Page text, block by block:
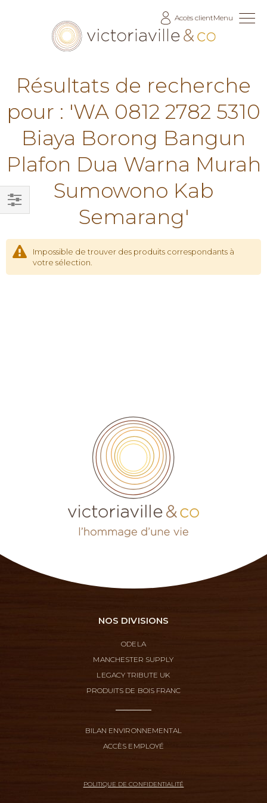
Accès clientMenu
Résultats de recherche
pour : 'WA 0812 2782 5310
Biaya Borong Bangun
Plafon Dua Warna Murah
Sumowono Kab
Semarang'
Impossible de trouver des produits correspondants à
votre sélection.
Filtrer
NOS DIVISIONS
ODELA
MANCHESTER SUPPLY
LEGACY TRIBUTE UK
PRODUITS DE BOIS FRANC
BILAN ENVIRONNEMENTAL
ACCÈS EMPLOYÉ
POLITIQUE DE CONFIDENTIALITÉ